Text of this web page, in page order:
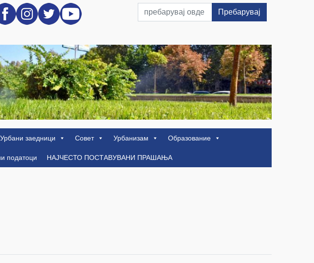
Пребарувај
Урбани заедници Совет Урбанизам
Образование
податоци НАЈЧЕСТО ПОСТАВУВАНИ ПРАШАЊА